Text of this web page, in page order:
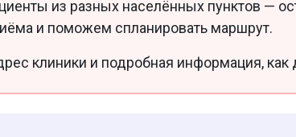
из разных населённых пунктов —
и поможем спланировать маршрут.
клиники и подробная информация, как